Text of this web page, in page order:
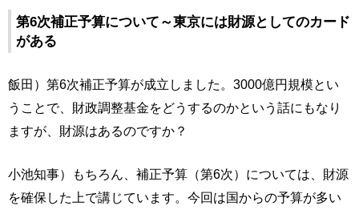
第6次補正予算について～東京には財源としてのカード
がある
飯田）第6次補正予算が成立しました。3000億円規模とい
うことで、財政調整基金をどうするのかという話にもなり
ますが、財源はあるのですか？
小池知事）もちろん、補正予算（第6次）については、財源
を確保した上で講じています。今回は国からの予算が多い